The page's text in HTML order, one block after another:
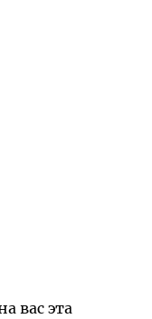
вас эта